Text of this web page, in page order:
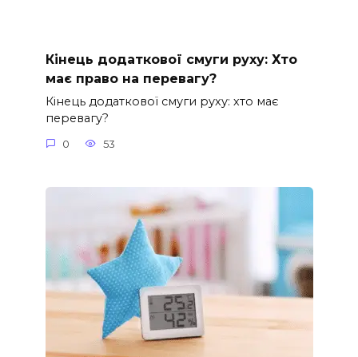
Кінець додаткової смуги руху: Хто
має право на перевагу?
Кінець додаткової смуги руху: хто має
перевагу?
0 53